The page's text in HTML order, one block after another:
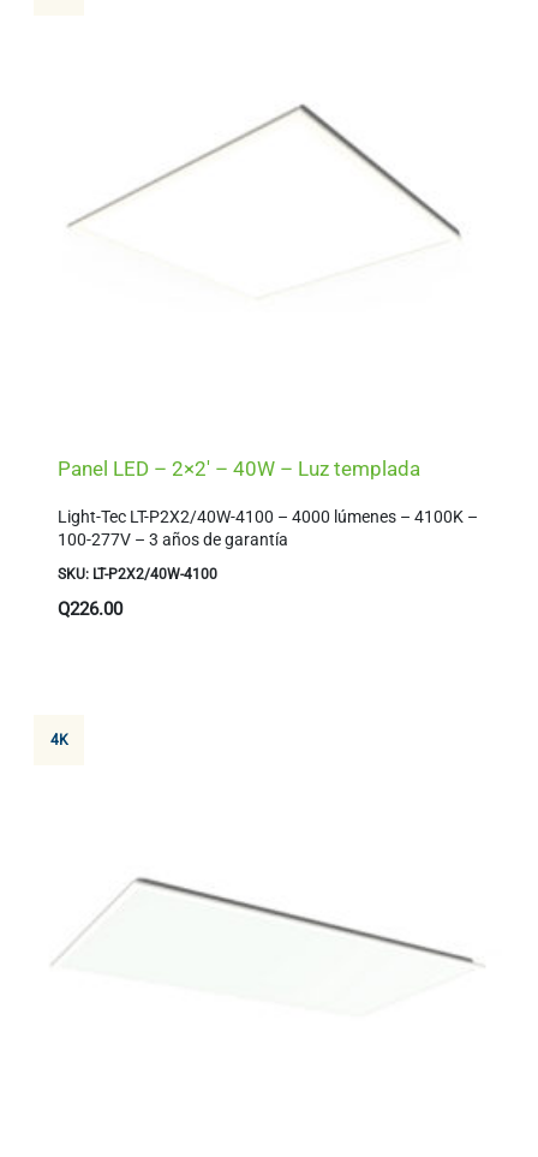
Panel LED – 2×2′ – 40W – Luz templada
Light-Tec LT-P2X2/40W-4100 – 4000 lúmenes – 4100K –
100-277V – 3 años de garantía
SKU: LT-P2X2/40W-4100
Q226.00
4K